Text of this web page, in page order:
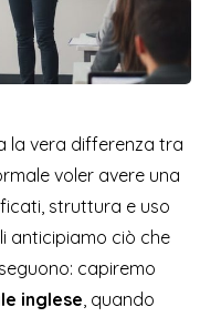
la vera differenza tra
voler avere una
struttura e uso
anticipiamo ciò che
capiremo
inglese , quando